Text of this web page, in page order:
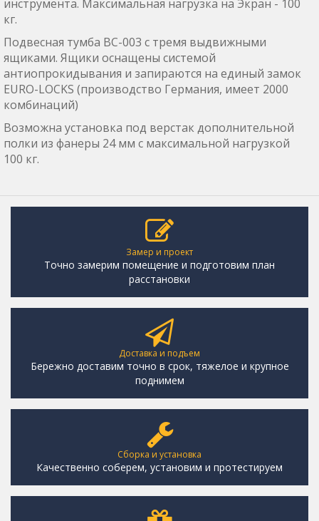
инструмента. Максимальная нагрузка на Экран - 100
кг.
Подвесная тумба ВС-003 с тремя выдвижными
ящиками. Ящики оснащены системой
антиопрокидывания и запираются на единый замок
EURO-LOCKS (производство Германия, имеет 2000
комбинаций)
Возможна установка под верстак дополнительной
полки из фанеры 24 мм с максимальной нагрузкой
100 кг.
Замер и проект
Точно замерим помещение и подготовим план
расстановки
Доставка и подъем
Бережно доставим точно в срок, тяжелое и крупное
поднимем
Сборка и установка
Качественно соберем, установим и протестируем